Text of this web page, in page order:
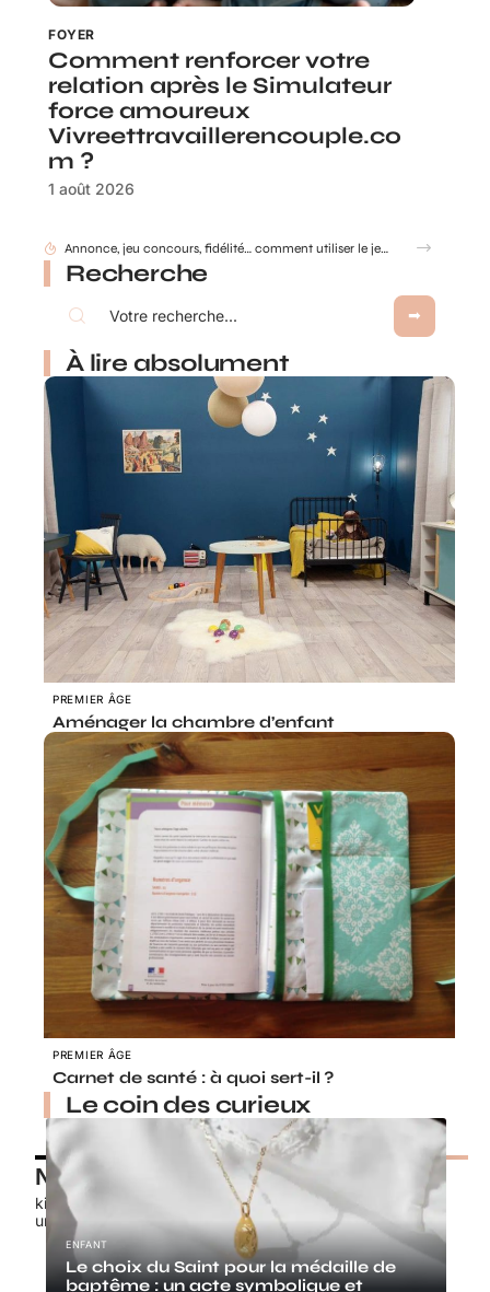
FOYER
Comment renforcer votre
relation après le Simulateur
force amoureux
Vivreettravaillerencouple.co
m ?
1 août 2026
Recherche
À lire absolument
PREMIER ÂGE
Aménager la chambre d’enfant
PREMIER ÂGE
Carnet de santé : à quoi sert-il ?
Le coin des curieux
ENFANT
Le choix du Saint pour la médaille de
baptême : un acte symbolique et
Nos petits chouchous
kids-promo.fr
unbrindefil.fr